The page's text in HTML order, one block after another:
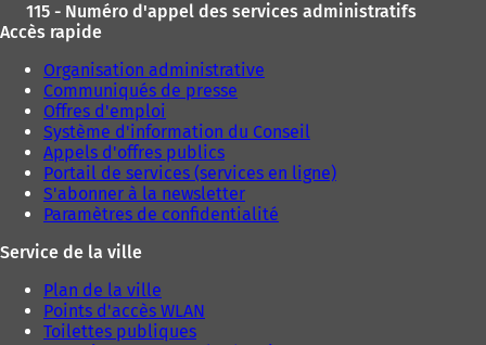
115 - Numéro d'appel des services administratifs
Accès rapide
Organisation administrative
Communiqués de presse
Offres d'emploi
Système d'information du Conseil
Appels d'offres publics
Portail de services (services en ligne)
S'abonner à la newsletter
Paramètres de confidentialité
Service de la ville
Plan de la ville
Points d'accès WLAN
Toilettes publiques